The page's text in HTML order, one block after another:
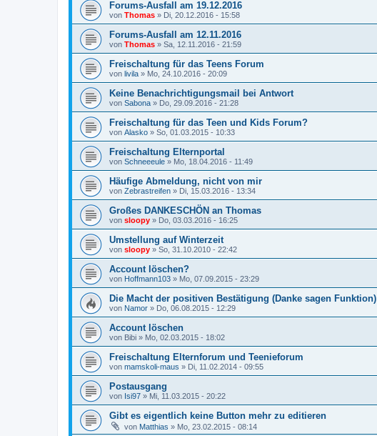
Forums-Ausfall am 19.12.2016
von Thomas » Di, 20.12.2016 - 15:58
Forums-Ausfall am 12.11.2016
von Thomas » Sa, 12.11.2016 - 21:59
Freischaltung für das Teens Forum
von livila » Mo, 24.10.2016 - 20:09
Keine Benachrichtigungsmail bei Antwort
von Sabona » Do, 29.09.2016 - 21:28
Freischaltung für das Teen und Kids Forum?
von Alasko » So, 01.03.2015 - 10:33
Freischaltung Elternportal
von Schneeeule » Mo, 18.04.2016 - 11:49
Häufige Abmeldung, nicht von mir
von Zebrastreifen » Di, 15.03.2016 - 13:34
Großes DANKESCHÖN an Thomas
von sloopy » Do, 03.03.2016 - 16:25
Umstellung auf Winterzeit
von sloopy » So, 31.10.2010 - 22:42
Account löschen?
von Hoffmann103 » Mo, 07.09.2015 - 23:29
Die Macht der positiven Bestätigung (Danke sagen Funktion)
von Namor » Do, 06.08.2015 - 12:29
Account löschen
von Bibi » Mo, 02.03.2015 - 18:02
Freischaltung Elternforum und Teenieforum
von mamskoli-maus » Di, 11.02.2014 - 09:55
Postausgang
von Isi97 » Mi, 11.03.2015 - 20:22
Gibt es eigentlich keine Button mehr zu editieren
von Matthias » Mo, 23.02.2015 - 08:14